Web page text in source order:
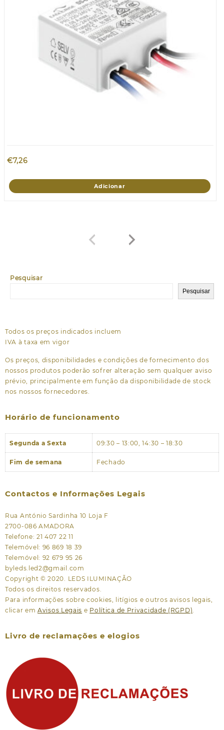
Pesquisar
Pesquisar
€7,26
Adicionar
Todos os preços indicados incluem
IVA à taxa em vigor
Os preços, disponibilidades e condições de fornecimento dos
nossos produtos poderão sofrer alteração sem qualquer aviso
prévio, principalmente em função da disponibilidade de stock
nos nossos fornecedores.
Horário de funcionamento
Segunda a Sexta 09:30 – 13:00, 14:30 – 18:30
Fim de semana Fechado
Contactos e Informações Legais
Rua António Sardinha 10 Loja F
2700-086 AMADORA
Telefone: 21 407 22 11
Telemóvel: 96 869 18 39
Telemóvel: 92 679 95 26
byleds.led2@gmail.com
Copyright © 2020. LEDS ILUMINAÇÃO
Todos os direitos reservados.
Para informações sobre cookies, litígios e outros avisos legais,
clicar em Avisos Legais e Política de Privacidade (RGPD)
Livro de reclamações e elogios